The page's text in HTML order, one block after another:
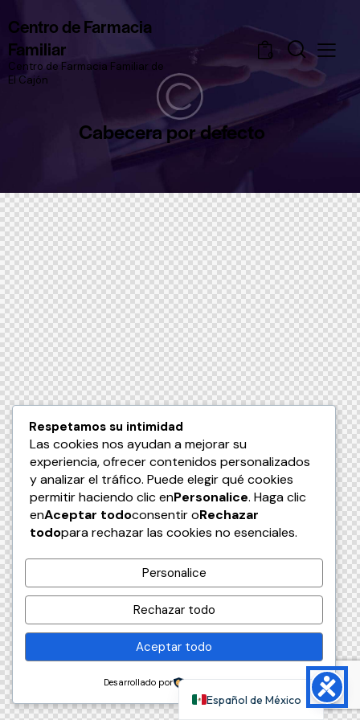
Centro de Farmacia
Familiar
Centro de Farmacia Familiar de
El Cajón
0
Cabecera por defecto
Respetamos su intimidad
Las cookies nos ayudan a mejorar su
experiencia, ofrecer contenidos personalizados
y analizar el tráfico. Puede elegir qué cookies
permitir haciendo clic enPersonalice. Haga clic
enAceptar todoconsentir oRechazar
todopara rechazar las cookies no esenciales.
Personalice
Rechazar todo
Aceptar todo
Desarrollado por
Español de México